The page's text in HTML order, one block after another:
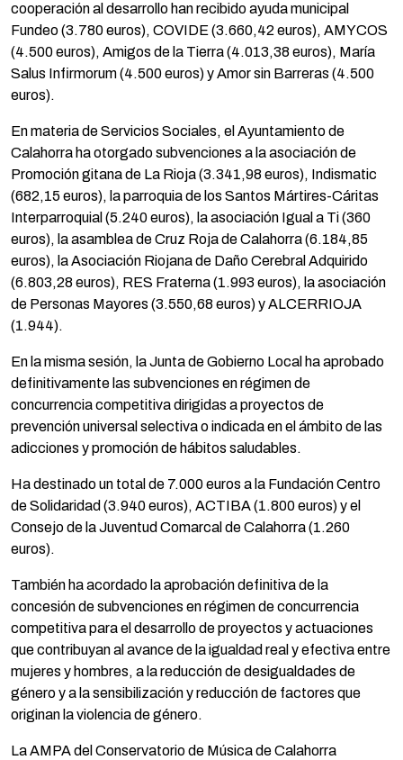
cooperación al desarrollo han recibido ayuda municipal
Fundeo (3.780 euros), COVIDE (3.660,42 euros), AMYCOS
(4.500 euros), Amigos de la Tierra (4.013,38 euros), María
Salus Infirmorum (4.500 euros) y Amor sin Barreras (4.500
euros).
En materia de Servicios Sociales, el Ayuntamiento de
Calahorra ha otorgado subvenciones a la asociación de
Promoción gitana de La Rioja (3.341,98 euros), Indismatic
(682,15 euros), la parroquia de los Santos Mártires-Cáritas
Interparroquial (5.240 euros), la asociación Igual a Ti (360
euros), la asamblea de Cruz Roja de Calahorra (6.184,85
euros), la Asociación Riojana de Daño Cerebral Adquirido
(6.803,28 euros), RES Fraterna (1.993 euros), la asociación
de Personas Mayores (3.550,68 euros) y ALCERRIOJA
(1.944).
En la misma sesión, la Junta de Gobierno Local ha aprobado
definitivamente las subvenciones en régimen de
concurrencia competitiva dirigidas a proyectos de
prevención universal selectiva o indicada en el ámbito de las
adicciones y promoción de hábitos saludables.
Ha destinado un total de 7.000 euros a la Fundación Centro
de Solidaridad (3.940 euros), ACTIBA (1.800 euros) y el
Consejo de la Juventud Comarcal de Calahorra (1.260
euros).
También ha acordado la aprobación definitiva de la
concesión de subvenciones en régimen de concurrencia
competitiva para el desarrollo de proyectos y actuaciones
que contribuyan al avance de la igualdad real y efectiva entre
mujeres y hombres, a la reducción de desigualdades de
género y a la sensibilización y reducción de factores que
originan la violencia de género.
La AMPA del Conservatorio de Música de Calahorra